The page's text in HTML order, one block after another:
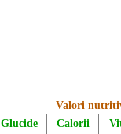
Valori
Glucide Calorii